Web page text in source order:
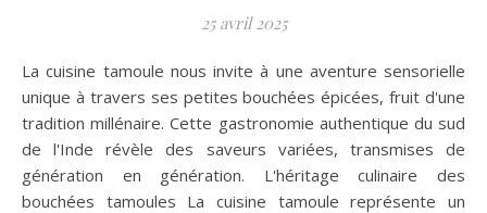
25 avril 2025
La cuisine tamoule nous invite à une aventure sensorielle
unique à travers ses petites bouchées épicées, fruit d'une
tradition millénaire. Cette gastronomie authentique du sud
de l'Inde révèle des saveurs variées, transmises de
génération en génération. L'héritage culinaire des
bouchées tamoules La cuisine tamoule représente un